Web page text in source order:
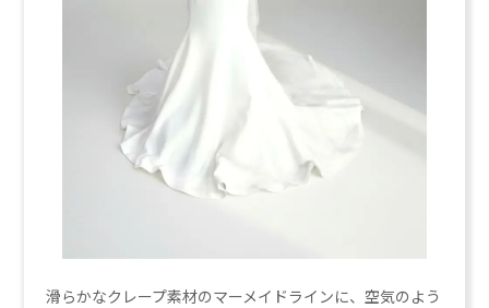
滑らかなクレープ素材のマーメイドラインに、空気のよう